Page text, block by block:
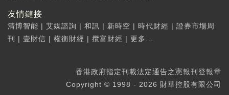
友情鏈接
清博智能 | 艾媒諮詢 | 和訊 | 新時空 | 時代財經 | 證券市場周
刊
| 壹財信 | 權衡財經 | 攬富財經 | 更多...
香港政府指定刊載法定通告之憲報刊登報章
Copyright © 1998 - 2026 財華控股有限公司